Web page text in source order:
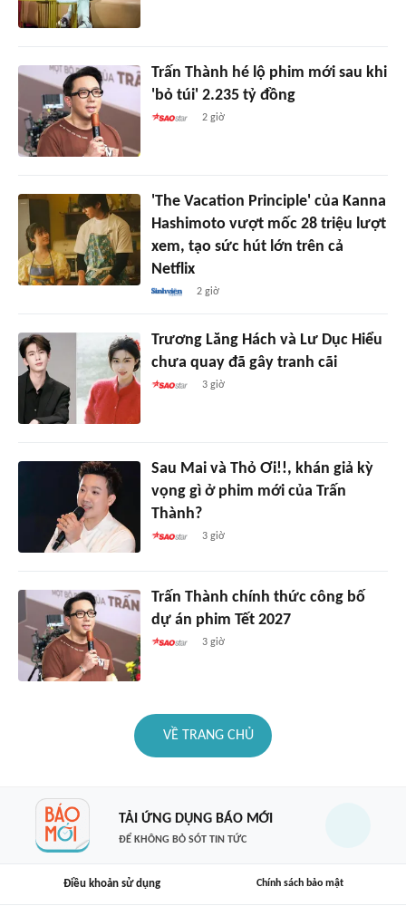
Trấn Thành hé lộ phim mới sau khi
'bỏ túi' 2.235 tỷ đồng
2 giờ
'The Vacation Principle' của Kanna
Hashimoto vượt mốc 28 triệu lượt
xem, tạo sức hút lớn trên cả
Netflix
2 giờ
Trương Lăng Hách và Lư Dục Hiểu
chưa quay đã gây tranh cãi
3 giờ
Sau Mai và Thỏ Ơi!!, khán giả kỳ
vọng gì ở phim mới của Trấn
Thành?
3 giờ
Trấn Thành chính thức công bố
dự án phim Tết 2027
3 giờ
VỀ TRANG CHỦ
TẢI ỨNG DỤNG BÁO MỚI
ĐỂ KHÔNG BỎ SÓT TIN TỨC
Điều khoản sử dụng Chính sách bảo mật